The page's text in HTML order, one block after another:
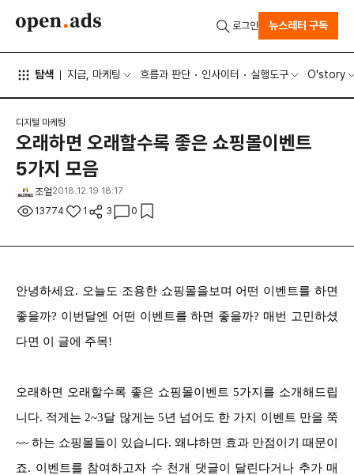
탐색 지금, 마케팅 흐름과 판단 인사이터 실행도구 O'story
로그인 뉴스레터 구독
디지털 마케팅
오래하면 오래할수록 좋은 쇼핑몰이벤트
5가지 모음
조얼2018.12.19 18:17
13774 1 3 0
안녕하세요. 오늘도 조용한 쇼핑몰을보며 어떤 이벤트를 하면
좋을까? 이번달엔 어떤 이벤트를 하면 좋을까? 매번 고민하셨
다면 이 글에 주목!
오래하면 오래할수록 좋은 쇼핑몰이벤트 5가지를 소개해드립
니다. 적게는 2~3달 많게는 5년 넘어도 한 가지 이벤트 만을 쭉
~~ 하는 쇼핑몰들이 있습니다. 왜냐하면 효과 만점이기 때문이
죠. 이벤트를 참여하고자 수 천개 댓글이 달린다거나 추가 매